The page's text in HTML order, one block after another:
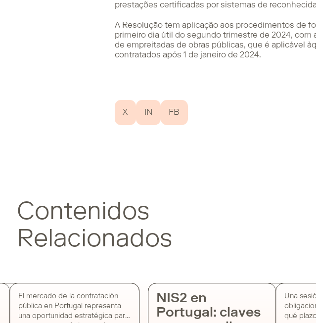
prestações certificadas por sistemas de
A Resolução tem aplicação aos procedimentos de
primeiro dia útil do segundo trimestre de 2024,
de empreitadas de obras públicas, que é aplicável
contratados após 1 de janeiro de 2024.
X IN FB
Contenidos
Relacionados
El mercado de la contratación
pública en Portugal representa
una oportunidad estratégica para
NIS2 en
Portugal: claves
Una
qué